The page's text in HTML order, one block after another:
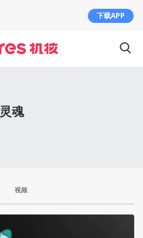
灵魂
视频
下载APP